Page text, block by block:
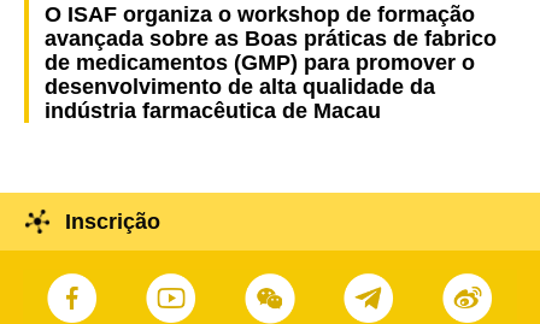
O ISAF organiza o workshop de formação
avançada sobre as Boas práticas de fabrico
de medicamentos (GMP) para promover o
desenvolvimento de alta qualidade da
indústria farmacêutica de Macau
Inscrição